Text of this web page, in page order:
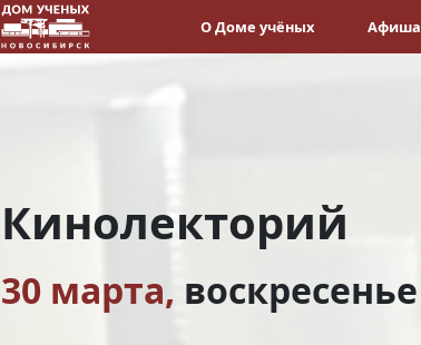
О Доме учёных Афиша
Кинолекторий
30 марта, воскресенье